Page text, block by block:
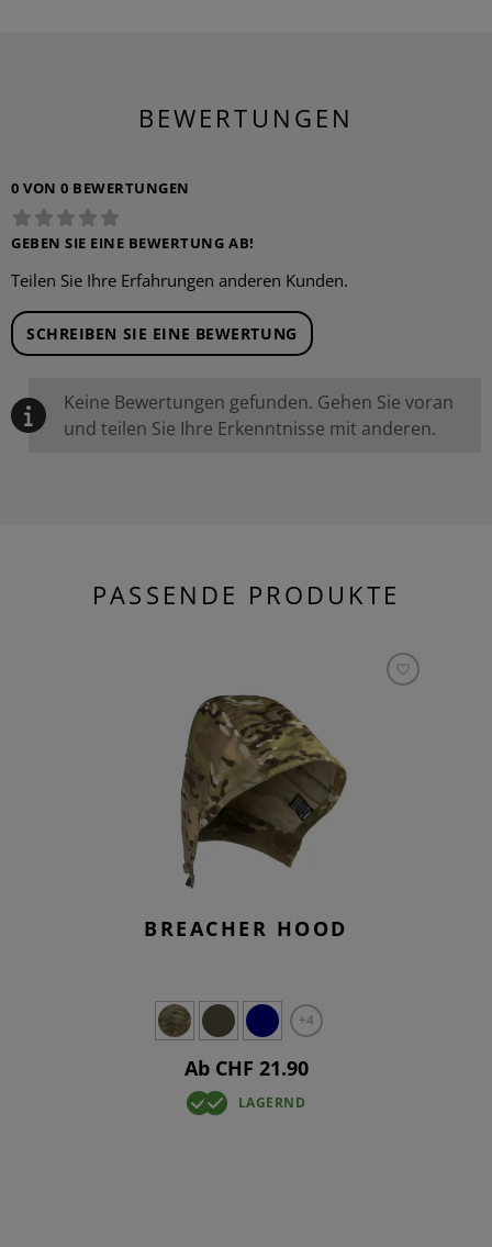
BEWERTUNGEN
0 VON 0 BEWERTUNGEN
GEBEN SIE EINE BEWERTUNG AB!
Teilen Sie Ihre Erfahrungen anderen Kunden.
SCHREIBEN SIE EINE BEWERTUNG
Keine Bewertungen gefunden. Gehen Sie voran
und teilen Sie Ihre Erkenntnisse mit anderen.
PASSENDE PRODUKTE
BREACHER HOOD
+4
Ab CHF 21.90
LAGERND